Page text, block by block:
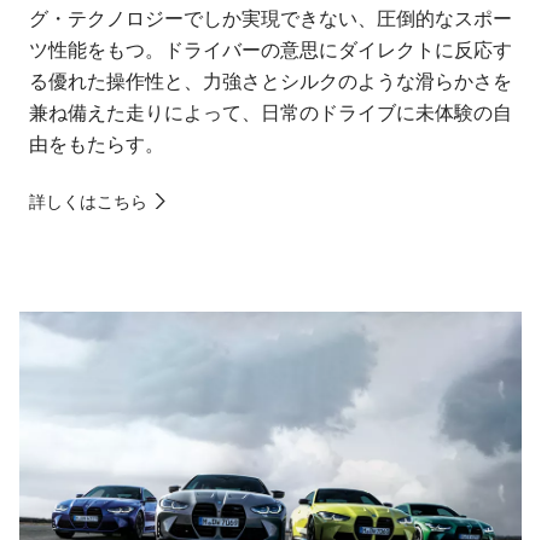
グ・テクノロジーでしか実現できない、圧倒的なスポー
ツ性能をもつ。ドライバーの意思にダイレクトに反応す
る優れた操作性と、力強さとシルクのような滑らかさを
兼ね備えた走りによって、日常のドライブに未体験の自
由をもたらす。
詳しくはこちら